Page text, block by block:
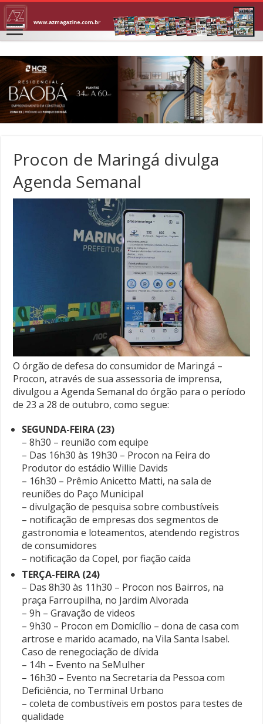
Procon de Maringá divulga
Agenda Semanal
O órgão de defesa do consumidor de Maringá –
Procon, através de sua assessoria de imprensa,
divulgou a Agenda Semanal do órgão para o período
de 23 a 28 de outubro, como segue:
SEGUNDA-FEIRA (23)
– 8h30 – reunião com equipe
– Das 16h30 às 19h30 – Procon na Feira do
Produtor do estádio Willie Davids
– 16h30 – Prêmio Anicetto Matti, na sala de
reuniões do Paço Municipal
– divulgação de pesquisa sobre combustíveis
– notificação de empresas dos segmentos de
gastronomia e loteamentos, atendendo registros
de consumidores
– notificação da Copel, por fiação caída
TERÇA-FEIRA (24)
– Das 8h30 às 11h30 – Procon nos Bairros, na
praça Farroupilha, no Jardim Alvorada
– 9h – Gravação de videos
– 9h30 – Procon em Domicílio – dona de casa com
artrose e marido acamado, na Vila Santa Isabel.
Caso de renegociação de dívida
– 14h – Evento na SeMulher
– 16h30 – Evento na Secretaria da Pessoa com
Deficiência, no Terminal Urbano
– coleta de combustíveis em postos para testes de
qualidade